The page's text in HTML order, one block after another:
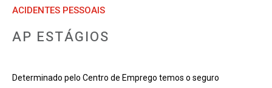
ACIDENTES PESSOAIS
AP ESTÁGIOS
Determinado pelo Centro de Emprego temos o seguro